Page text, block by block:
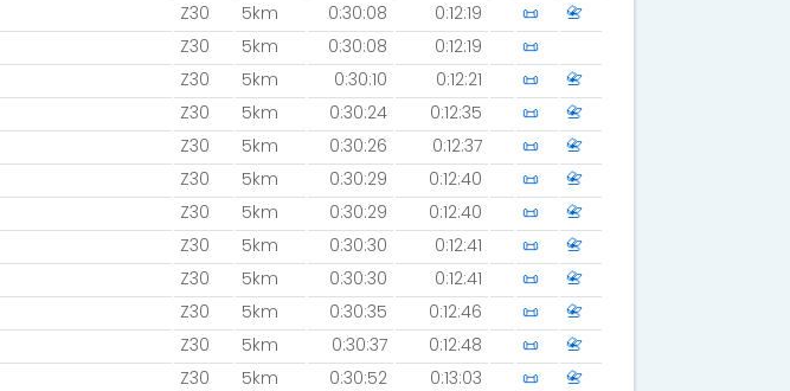
Z30 5km 0:30:08 0:12:19 📜
📇
Z30 5km 0:30:08 0:12:19
📜
Z30 5km 0:30:10 0:12:21 📜
📇
Z30 5km 0:30:24 0:12:35 📜
📇
Z30 5km 0:30:26 0:12:37 📜
📇
Z30 5km 0:30:29 0:12:40 📜
📇
Z30 5km 0:30:29 0:12:40 📜
📇
Z30 5km 0:30:30 0:12:41 📜
📇
Z30 5km 0:30:30 0:12:41 📜
📇
Z30 5km 0:30:35 0:12:46 📜
📇
Z30 5km 0:30:37 0:12:48 📜
📇
Z30 5km 0:30:52 0:13:03 📜
📇